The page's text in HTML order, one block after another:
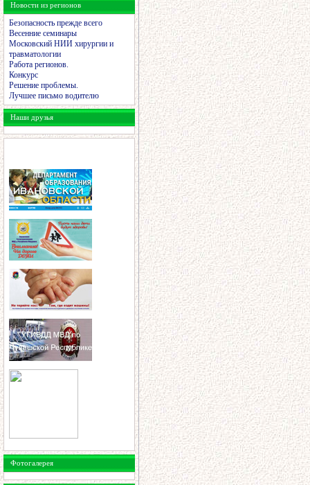
Новости из регионов
Безопасность прежде всего
Весенние семинары
Московский НИИ хирургии и
травматологии
Работа регионов.
Конкурс
Решение проблемы.
Лучшее письмо водителю
Наши друзья
Фотогалерея